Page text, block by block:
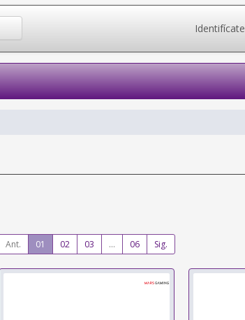
Identifícate
Ant. 01 02 03 ... 06 Sig.